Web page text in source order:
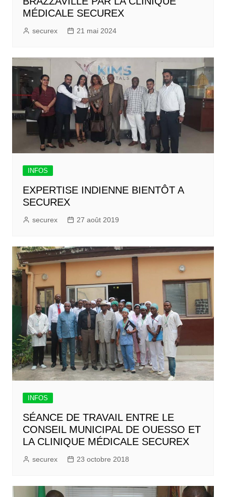
MÉDICALE SECUREX
securex 21 mai 2024
INFOS
EXPERTISE INDIENNE BIENTÔT A
SECUREX
securex 27 août 2019
INFOS
SÉANCE DE TRAVAIL ENTRE LE
CONSEIL MUNICIPAL DE OUESSO ET
LA CLINIQUE MÉDICALE SECUREX
securex 23 octobre 2018